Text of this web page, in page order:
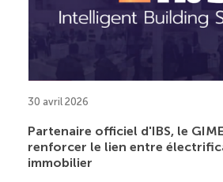
30 avril 2026
Partenaire officiel d'IBS, le
renforcer le lien entre
immobilier